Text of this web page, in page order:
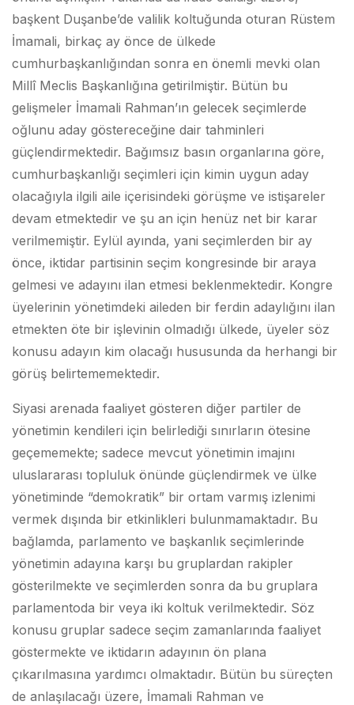
başkent Duşanbe’de valilik koltuğunda oturan Rüstem
İmamali, birkaç ay önce de ülkede
cumhurbaşkanlığından sonra en önemli mevki olan
Millî Meclis Başkanlığına getirilmiştir. Bütün bu
gelişmeler İmamali Rahman’ın gelecek seçimlerde
oğlunu aday göstereceğine dair tahminleri
güçlendirmektedir. Bağımsız basın organlarına göre,
cumhurbaşkanlığı seçimleri için kimin uygun aday
olacağıyla ilgili aile içerisindeki görüşme ve istişareler
devam etmektedir ve şu an için henüz net bir karar
verilmemiştir. Eylül ayında, yani seçimlerden bir ay
önce, iktidar partisinin seçim kongresinde bir araya
gelmesi ve adayını ilan etmesi beklenmektedir. Kongre
üyelerinin yönetimdeki aileden bir ferdin adaylığını ilan
etmekten öte bir işlevinin olmadığı ülkede, üyeler söz
konusu adayın kim olacağı hususunda da herhangi bir
görüş belirtememektedir.
Siyasi arenada faaliyet gösteren diğer partiler de
yönetimin kendileri için belirlediği sınırların ötesine
geçememekte; sadece mevcut yönetimin imajını
uluslararası topluluk önünde güçlendirmek ve ülke
yönetiminde “demokratik” bir ortam varmış izlenimi
vermek dışında bir etkinlikleri bulunmamaktadır. Bu
bağlamda, parlamento ve başkanlık seçimlerinde
yönetimin adayına karşı bu gruplardan rakipler
gösterilmekte ve seçimlerden sonra da bu gruplara
parlamentoda bir veya iki koltuk verilmektedir. Söz
konusu gruplar sadece seçim zamanlarında faaliyet
göstermekte ve iktidarın adayının ön plana
çıkarılmasına yardımcı olmaktadır. Bütün bu süreçten
de anlaşılacağı üzere, İmamali Rahman ve